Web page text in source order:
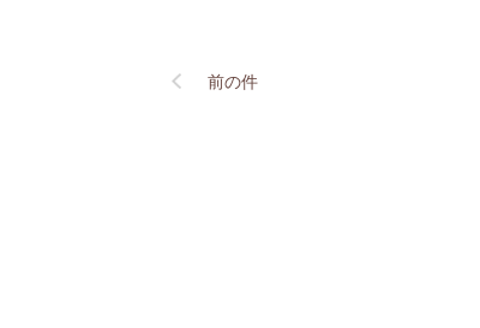
前の件